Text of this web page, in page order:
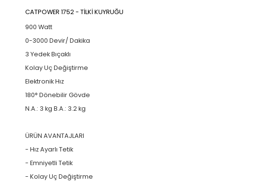
CATPOWER 1752 - TİLKİ KUYRUĞU
900 Watt
0-3000 Devir/ Dakika
3 Yedek Bıçaklı
Kolay Uç Değiştirme
Elektronik Hız
180° Dönebilir Gövde
N.A.: 3 kg B.A.: 3.2 kg
ÜRÜN AVANTAJLARI
- Hız Ayarlı Tetik
- Emniyetli Tetik
- Kolay Uç Değiştirme